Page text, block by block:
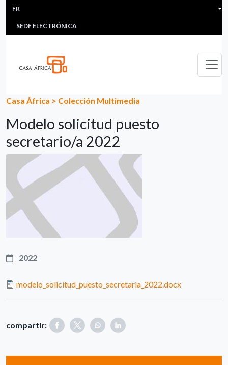
Aller au contenu principal
HEADER MENU
MULTIMEDIA
SEDE ELECTRÓNICA
FR
Casa África > Colección Multimedia
Modelo solicitud puesto
secretario/a 2022
2022
modelo_solicitud_puesto_secretaria_2022.docx
compartir: